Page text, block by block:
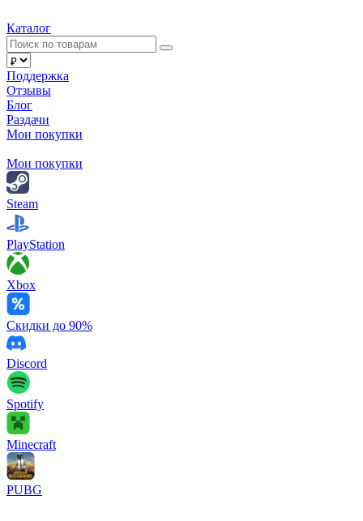
Каталог
Поддержка
Отзывы
Блог
Раздачи
Мои покупки
Мои покупки
Steam
PlayStation
Xbox
Скидки до 90%
Discord
Spotify
Minecraft
PUBG